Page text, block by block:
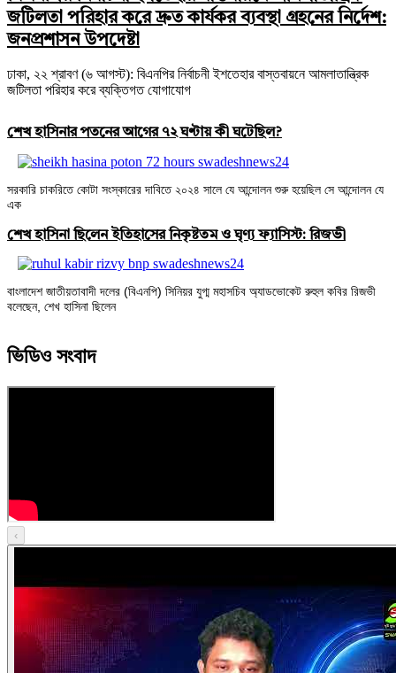
জটিলতা পরিহার করে দ্রুত কার্যকর ব্যবস্থা গ্রহনের নির্দেশ:
জনপ্রশাসন উপদেষ্টা
ঢাকা, ২২ শ্রাবণ (৬ আগস্ট): বিএনপির নির্বাচনী ইশতেহার বাস্তবায়নে আমলাতান্ত্রিক
জটিলতা পরিহার করে ব্যক্তিগত যোগাযোগ
শেখ হাসিনার পতনের আগের ৭২ ঘণ্টায় কী ঘটেছিল?
সরকারি চাকরিতে কোটা সংস্কারের দাবিতে ২০২৪ সালে যে আন্দোলন শুরু হয়েছিল সে আন্দোলন যে
এক
শেখ হাসিনা ছিলেন ইতিহাসের নিকৃষ্টতম ও ঘৃণ্য ফ্যাসিস্ট: রিজভী
বাংলাদেশ জাতীয়তাবাদী দলের (বিএনপি) সিনিয়র যুগ্ম মহাসচিব অ্যাডভোকেট রুহুল কবির রিজভী
বলেছেন, শেখ হাসিনা ছিলেন
ভিডিও সংবাদ
‹